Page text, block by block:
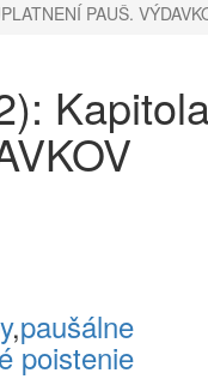
PAUŠ.
,paušálne
poistenie